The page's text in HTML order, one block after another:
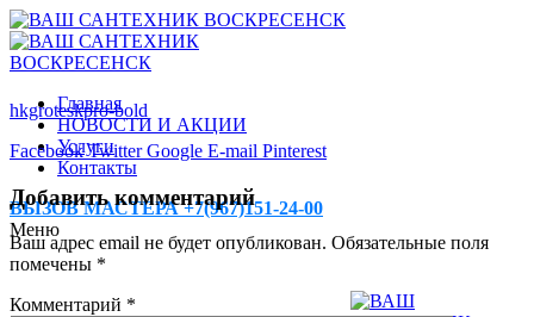
Главная
НОВОСТИ И АКЦИИ
Услуги
Контакты
ВЫЗОВ МАСТЕРА +7(967)151-24-00
Меню
hkgroteskpro-bold
Facebook Twitter Google E-mail Pinterest
Добавить комментарий
Ваш адрес email не будет опубликован. Обязательные поля
помечены *
Комментарий *